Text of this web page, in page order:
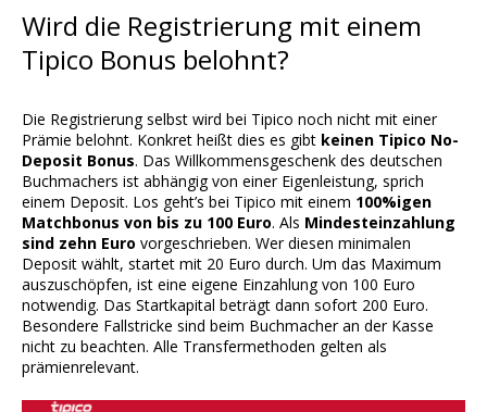
Wird die Registrierung mit einem
Tipico Bonus belohnt?
Die Registrierung selbst wird bei Tipico noch nicht mit einer
Prämie belohnt. Konkret heißt dies es gibt keinen Tipico No-
Deposit Bonus. Das Willkommensgeschenk des deutschen
Buchmachers ist abhängig von einer Eigenleistung, sprich
einem Deposit. Los geht’s bei Tipico mit einem 100%igen
Matchbonus von bis zu 100 Euro. Als Mindesteinzahlung
sind zehn Euro vorgeschrieben. Wer diesen minimalen
Deposit wählt, startet mit 20 Euro durch. Um das Maximum
auszuschöpfen, ist eine eigene Einzahlung von 100 Euro
notwendig. Das Startkapital beträgt dann sofort 200 Euro.
Besondere Fallstricke sind beim Buchmacher an der Kasse
nicht zu beachten. Alle Transfermethoden gelten als
prämienrelevant.